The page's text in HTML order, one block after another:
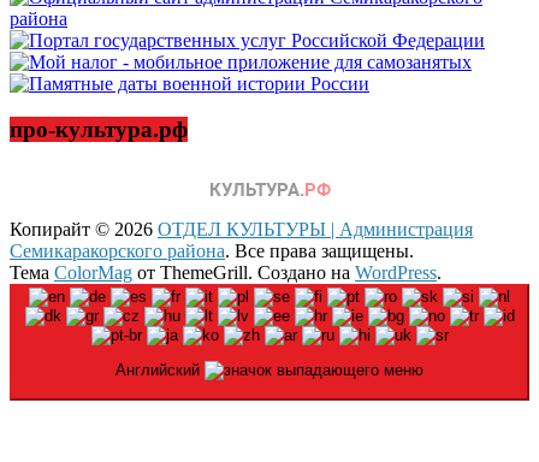
про-культура.рф
Копирайт © 2026 ОТДЕЛ КУЛЬТУРЫ | Администрация
Семикаракорского района. Все права защищены.
Тема ColorMag от ThemeGrill. Создано на WordPress.
Английский